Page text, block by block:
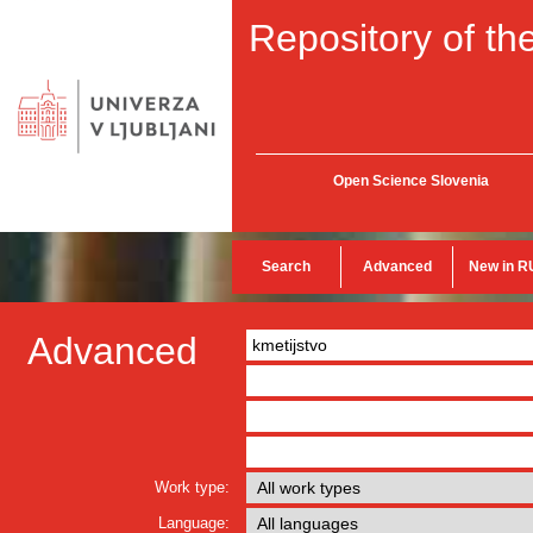
Repository of
Open Science Slovenia
Search Advanced New in
Advanced
Work type:
Language: